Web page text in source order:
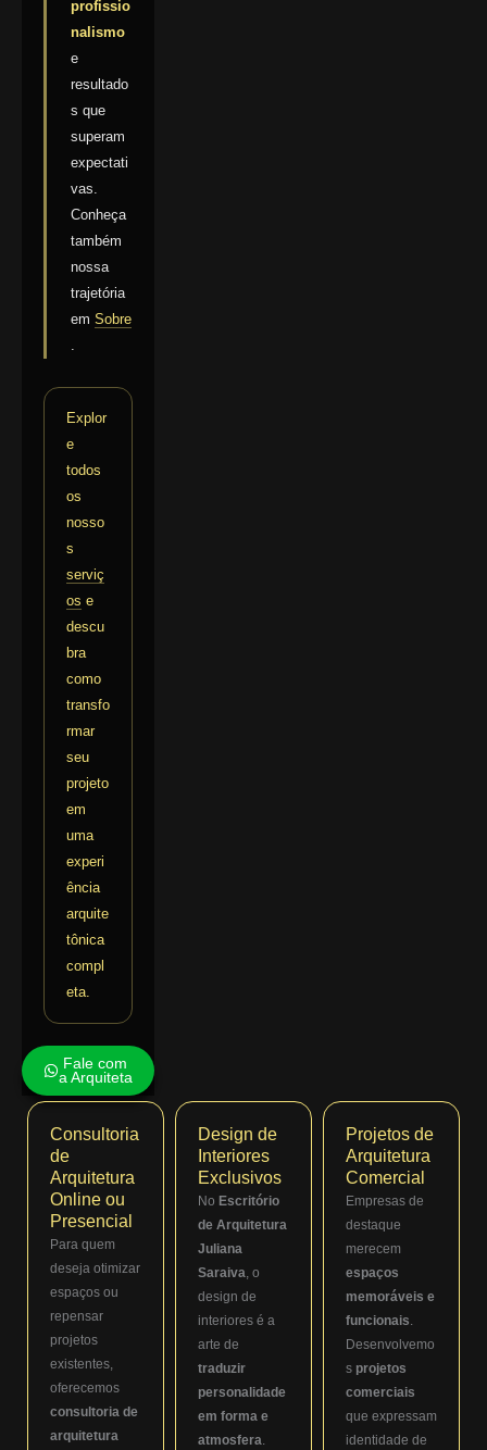
profissio
nalismo
e
resultado
s que
superam
expectati
vas.
Conheça
também
nossa
trajetória
em Sobre
.
Explor
e
todos
os
nosso
s
serviç
os e
descu
bra
como
transfo
rmar
seu
projeto
em
uma
experi
ência
arquite
tônica
compl
eta.
Fale com
a Arquiteta
Consultoria
de
Arquitetura
Online ou
Presencial
Para quem
deseja otimizar
espaços ou
repensar
projetos
existentes,
oferecemos
consultoria de
arquitetura
Design de
Interiores
Exclusivos
No Escritório
de Arquitetura
Juliana
Saraiva, o
design de
interiores é a
arte de
traduzir
personalidade
em forma e
atmosfera.
Projetos de
Arquitetura
Comercial
Empresas de
destaque
merecem
espaços
memoráveis e
funcionais.
Desenvolvemo
s projetos
comerciais
que expressam
identidade de